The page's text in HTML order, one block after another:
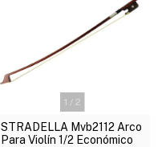
1 / 2
STRADELLA Mvb2112 Arco
Para Violín 1/2 Económico